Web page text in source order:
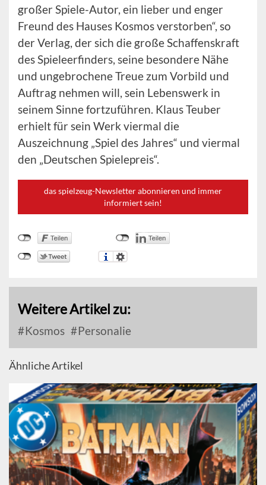
großer Spiele-Autor, ein lieber und enger
Freund des Hauses Kosmos verstorben“, so
der Verlag, der sich die große Schaffenskraft
des Spieleerfinders, seine besondere Nähe
und ungebrochene Treue zum Vorbild und
Auftrag nehmen will, sein Lebenswerk in
seinem Sinne fortzuführen. Klaus Teuber
erhielt für sein Werk viermal die
Auszeichnung „Spiel des Jahres“ und viermal
den „Deutschen Spielepreis“.
das spielzeug-Newsletter abonnieren und immer
informiert sein!
Weitere Artikel zu:
Kosmos Personalie
Ähnliche Artikel